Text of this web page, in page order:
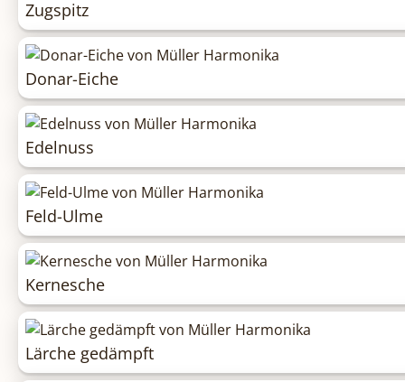
Zugspitz
Donar-Eiche
Edelnuss
Feld-Ulme
Kernesche
Lärche gedämpft